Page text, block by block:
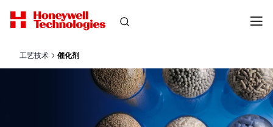
工艺技术 催化剂